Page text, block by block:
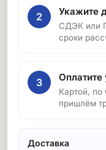
2 Укажите
СДЭК или
сроки
3 Оплатите
Картой,
пришлём
Доставка